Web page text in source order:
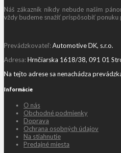
Náš zákazník nikdy nebude našim
vždy budeme snažiť prispôsobiť ponuku
Prevádzkovateľ:Automotive DK, s.r.o.
Adresa:Hrnčiarska 1618/38, 091 01
Na tejto adrese sa nenachádza
Informácie
O nás
Obchodné podmienky
Doprava
Ochrana osobných údajov
Na stiahnutie
Predajné miesta